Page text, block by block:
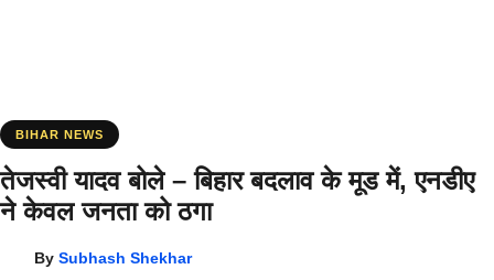
BIHAR NEWS
तेजस्वी यादव बोले – बिहार बदलाव के मूड में, एनडीए
ने केवल जनता को ठगा
BySubhash Shekhar